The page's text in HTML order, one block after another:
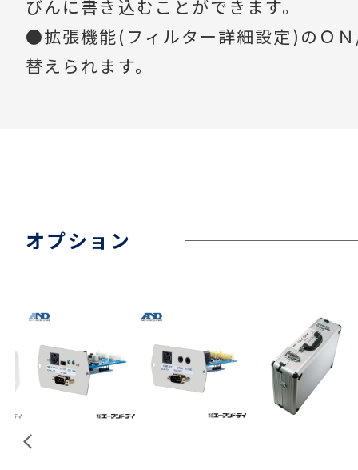
びんに書き込むことができます。
●拡張機能(フィルター詳細設定)のＯ
替えられます。
オプション